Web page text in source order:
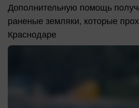
Дополнительную помощь
раненые земляки, которые
Краснодаре